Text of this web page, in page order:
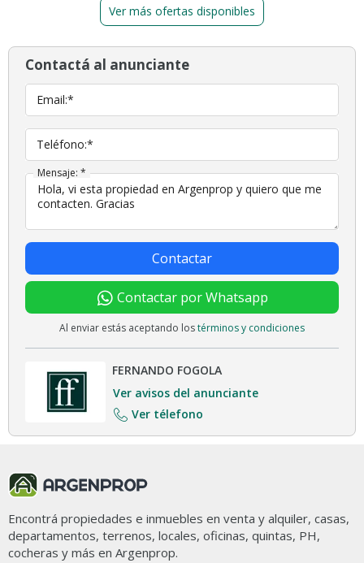
Ver más ofertas disponibles
Contactá al anunciante
Email:*
Teléfono:*
Mensaje: *
Contactar
Contactar por Whatsapp
Al enviar estás aceptando lostérminos y condiciones
FERNANDO FOGOLA
Ver avisos del anunciante
Ver télefono
Encontrá propiedades e inmuebles en venta y alquiler, casas,
departamentos, terrenos, locales, oficinas, quintas, PH,
cocheras y más en Argenprop.